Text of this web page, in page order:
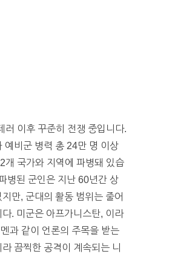
러 이후 꾸준히 전쟁 중입니다.
예비군 병력 총 24만 명 이상
개 국가와 지역에 파병돼 있습
병된 군인은 지난 60년간 상
만, 군대의 활동 범위는 줄어
. 미군은 아프가니스탄, 이라
과 같이 언론의 주목을 받는
끔찍한 공격이 계속되는 니